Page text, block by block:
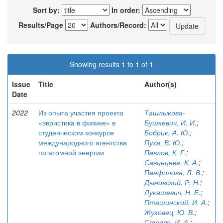
Sort by:
In order:
Results/Page
Authors/Record:
Showing results 1 to 1 of 1
Issue
Date
Title Author(s)
2022
Из опыта участия проекта
«эвристика в физике» в
студенческом конкурсе
международного агентства
по атомной энергии
Ташлыкова-
Бушкевич, И. И.;
Бобрик, А. Ю.;
Пуха, В. Ю.;
Павлов, К. Г.;
Савинцева, К. А.;
Панфилова, Л. В.;
Дыновский, Р. Н.;
Лукашевич, Н. Е.;
Пташинский, И. А.;
Жуковец, Ю. В.;